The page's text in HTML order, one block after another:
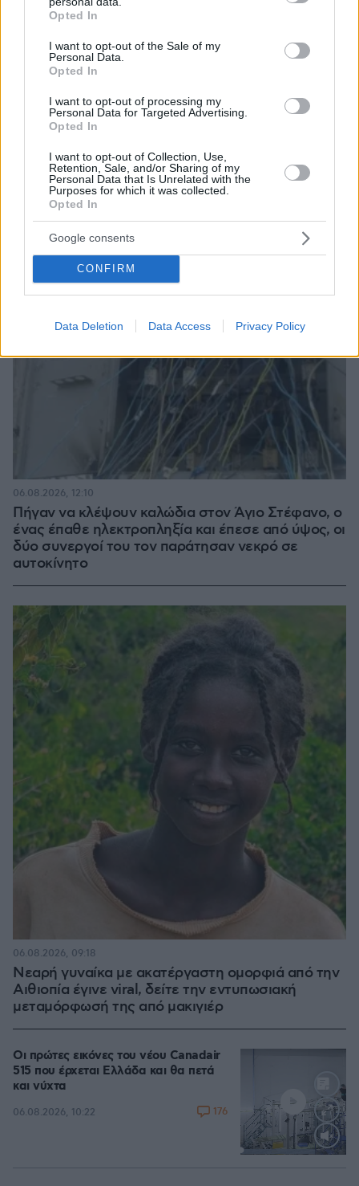
grant or deny consent to Google and its third-party tags to
use your data for below specified purposes in below Google
consent section.
Opted In
I want to opt-out of the Sale of my
Personal Data.
Opted In
I want to opt-out of processing my
Personal Data for Targeted Advertising.
Opted In
I want to opt-out of Collection, Use,
Retention, Sale, and/or Sharing of my
Personal Data that Is Unrelated with the
Purposes for which it was collected.
Opted In
Google consents
CONFIRM
Data Deletion Data Access Privacy Policy
Η αποκαλυπτική κατάθεση της συζύγου του
υποψιάστηκα ότι ήταν το πτώμα στη βαλίτσα
06.08.2026, 12:32
Πήγαν να κλέψουν καλώδια στον Άγιο Στέφανο, ο
ένας έπαθε ηλεκτροπληξία και έπεσε από ύψος, οι
δύο συνεργοί του τον παράτησαν νεκρό σε
αυτοκίνητο
06.08.2026, 12:10
Νεαρή γυναίκα με ακατέργαστη ομορφιά από την
Αιθιοπία έγινε viral, δείτε την εντυπωσιακή
μεταμόρφωσή της από μακιγιέρ
06.08.2026, 09:18
Loaded:
Οι πρώτες εικόνες του νέου Canadair
515 που έρχεται Ελλάδα και θα πετά
και νύχτα
06.08.2026, 10:22 176